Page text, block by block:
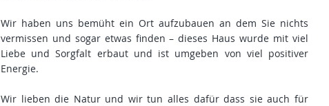
Wir haben uns bemüht ein Ort aufzubauen an dem Sie nichts
vermissen und sogar etwas finden – dieses Haus wurde mit viel
Liebe und Sorgfalt erbaut und ist umgeben von viel positiver
Energie.
Wir lieben die Natur und wir tun alles dafür dass sie auch für